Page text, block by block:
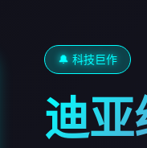
🔔 科技巨作
迪